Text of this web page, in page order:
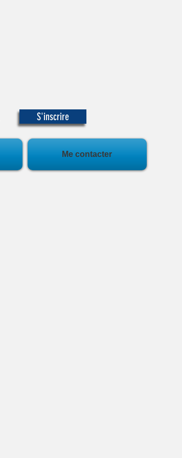
S'inscrire
Me contacter